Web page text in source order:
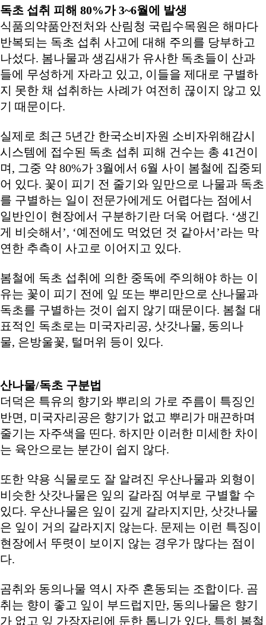
독초 섭취 피해 80%가3~6월에 발생
식품의약품안전처와 산림청 국립수목원은 해마다
반복되는 독초 섭취 사고에 대해 주의를 당부하고
나섰다. 봄나물과 생김새가 유사한 독초들이 산과
들에 무성하게 자라고 있고, 이들을 제대로 구별하
지 못한 채 섭취하는 사례가 여전히 끊이지 않고 있
기 때문이다.
실제로 최근 5년간 한국소비자원 소비자위해감시
시스템에 접수된 독초 섭취 피해 건수는 총 41건이
며, 그중 약 80%가 3월에서 6월 사이 봄철에 집중되
어 있다. 꽃이 피기 전 줄기와 잎만으로 나물과 독초
를 구별하는 일이 전문가에게도 어렵다는 점에서
일반인이 현장에서 구분하기란 더욱 어렵다. ‘생긴
게 비슷해서’, ‘예전에도 먹었던 것 같아서’라는 막
연한 추측이 사고로 이어지고 있다.
봄철에 독초 섭취에 의한 중독에 주의해야 하는 이
유는 꽃이 피기 전에 잎 또는 뿌리만으로 산나물과
독초를 구별하는 것이 쉽지 않기 때문이다. 봄철 대
표적인 독초로는 미국자리공, 삿갓나물, 동의나
물, 은방울꽃, 털머위 등이 있다.
산나물/독초 구분법
더덕은 특유의 향기와 뿌리의 가로 주름이 특징인
반면, 미국자리공은 향기가 없고 뿌리가 매끈하며
줄기는 자주색을 띤다. 하지만 이러한 미세한 차이
는 육안으로는 분간이 쉽지 않다.
또한 약용 식물로도 잘 알려진 우산나물과 외형이
비슷한 삿갓나물은 잎의 갈라짐 여부로 구별할 수
있다. 우산나물은 잎이 깊게 갈라지지만, 삿갓나물
은 잎이 거의 갈라지지 않는다. 문제는 이런 특징이
현장에서 뚜렷이 보이지 않는 경우가 많다는 점이
다.
곰취와 동의나물 역시 자주 혼동되는 조합이다. 곰
취는 향이 좋고 잎이 부드럽지만, 동의나물은 향기
가 없고 잎 가장자리에 둔한 톱니가 있다. 특히 봄철